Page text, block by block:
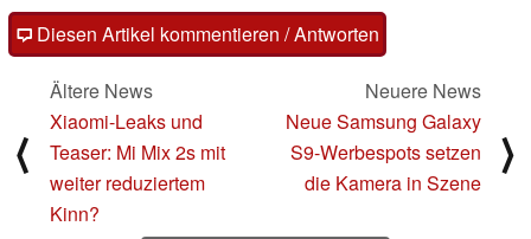
Diesen Artikel kommentieren / Antworten
⟨
Ältere News
Xiaomi-Leaks und
Teaser: Mi Mix 2s mit
weiter reduziertem
Kinn?
Neuere News
Neue Samsung Galaxy
S9-Werbespots setzen
die Kamera in Szene
⟩